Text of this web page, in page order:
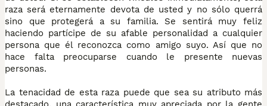
raza será eternamente devota de usted y no sólo querrá
sino que protegerá a su familia. Se sentirá muy feliz
haciendo partícipe de su afable personalidad a cualquier
persona que él reconozca como amigo suyo. Así que no
hace falta preocuparse cuando le presente nuevas
personas.
La tenacidad de esta raza puede que sea su atributo más